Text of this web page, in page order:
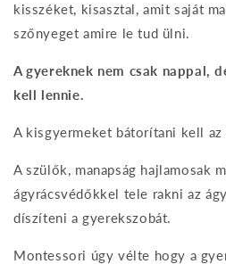
kisszéket, kisasztal, amit saját
szőnyeget amire le tud ülni.
A gyereknek nem csak nappal,
kell lennie.
A kisgyermeket bátorítani kell az
A szülők, manapság hajlamosak
ágyrácsvédőkkel tele rakni az
díszíteni a gyerekszobát.
Montessori úgy vélte hogy a